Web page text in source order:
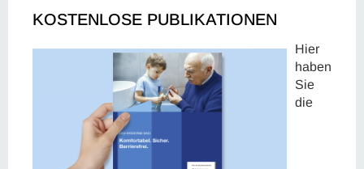
KOSTENLOSE PUBLIKATIONEN
Hier
haben
Sie
die